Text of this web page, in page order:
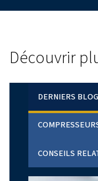
Nos
l'ensemble
une
EN